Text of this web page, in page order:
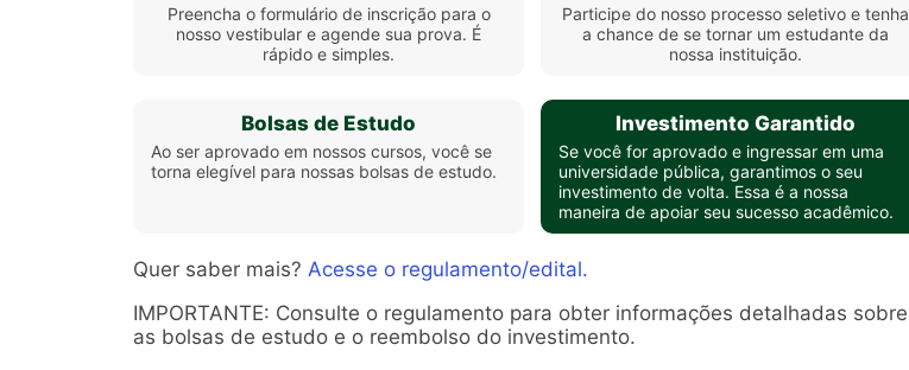
Preencha o formulário de inscrição para o
nosso vestibular e agende sua prova. É
rápido e simples.
Participe do nosso processo seletivo e tenha
a chance de se tornar um estudante da
nossa instituição.
Bolsas de Estudo
Ao ser aprovado em nossos cursos, você se
torna elegível para nossas bolsas de estudo.
Investimento Garantido
Se você for aprovado e ingressar em uma
universidade pública, garantimos o seu
investimento de volta. Essa é a nossa
maneira de apoiar seu sucesso acadêmico.
Quer saber mais? Acesse o regulamento/edital.
IMPORTANTE: Consulte o regulamento para obter informações detalhadas sobre
as bolsas de estudo e o reembolso do investimento.